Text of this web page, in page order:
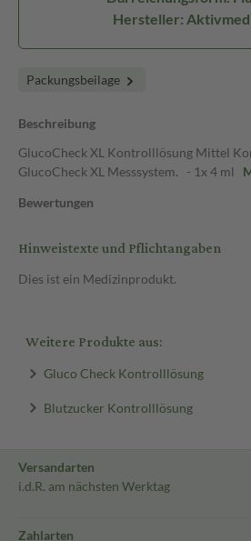
Hersteller: Aktivmed
Packungsbeilage
Beschreibung
GlucoCheck XL Kontrolllösung Mittel
GlucoCheck XL Messsystem. - 1x 4 ml
Bewertungen
Hinweistexte und Pflichtangaben
Dies ist ein Medizinprodukt.
Weitere Produkte aus:
Gluco Check Kontrolllösung
Blutzucker Kontrolllösung
Versandarten
i.d.R. am nächsten Werktag
Zahlarten